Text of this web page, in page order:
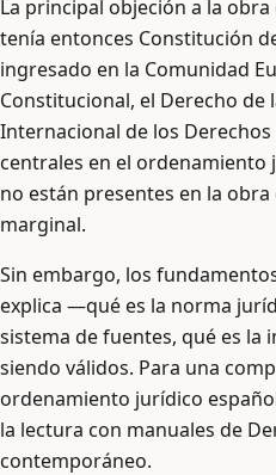
La principal objeción a la obra
tenía entonces Constitución
ingresado en la Comunidad
Constitucional, el Derecho de
Internacional de los
centrales en el
no están presentes en la
marginal.
Sin embargo, los
explica —qué es la norma
sistema de fuentes, qué es
siendo válidos. Para una
ordenamiento jurídico
la lectura con manuales de
contemporáneo.